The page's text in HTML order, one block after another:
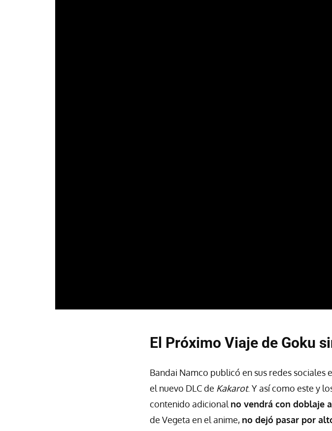
El Próximo Viaje de Goku
Bandai Namco publicó en sus redes sociales
el nuevo DLC de Kakarot. Y así como este y
contenido adicional no vendrá con doblaje
de Vegeta en el anime, no dejó pasar por